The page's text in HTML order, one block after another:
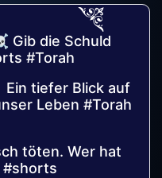
Gib die Schuld
#Torah
Ein tiefer Blick auf
Leben #Torah
töten. Wer hat
#shorts